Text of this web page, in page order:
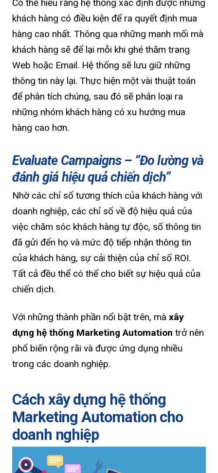
Có thể hiểu rằng hệ thống xác định được những
khách hàng có điều kiện để ra quyết định mua
hàng cao nhất. Thông qua những manh mối mà
khách hàng sẽ để lại mỗi khi ghé thăm trang
Web hoặc Email. Hệ thống sẽ lưu giữ những
thông tin này lại. Thực hiện một vài thuật toán
để phân tích chúng, sau đó sẽ phân loại ra
những nhóm khách hàng có xu hướng mua
hàng cao hơn.
Evaluate Campaigns – “Đo lường và
đánh giá hiệu quả chiến dịch”
Nhờ các chỉ số tương thích của khách hàng với
doanh nghiệp, các chỉ số về độ hiệu quả của
việc chăm sóc khách hàng tự độc, số thông tin
đã gửi đến họ và mức độ tiếp nhận thông tin
của khách hàng, sự cải thiện của chỉ số ROI.
Tất cả đều thể có thể cho biết sự hiệu quả của
chiến dịch.
Với những thành phần nổi bật trên, mà xây
dựng hệ thống Marketing Automation trở nên
phổ biến rộng rãi và được ứng dụng nhiều
trong các doanh nghiệp.
Cách xây dựng hệ thống
Marketing Automation cho
doanh nghiệp